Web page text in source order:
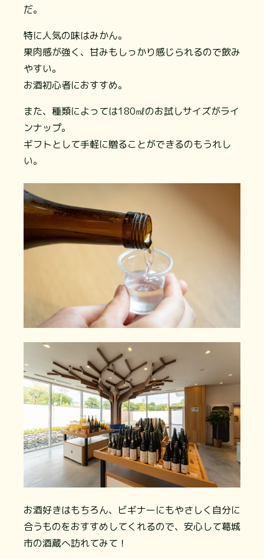
だ。
特に人気の味はみかん。
果肉感が強く、甘みもしっかり感じられるので飲み
やすい。
お酒初心者におすすめ。
また、種類によっては180㎖のお試しサイズがライ
ンナップ。
ギフトとして手軽に贈ることができるのもうれし
い。
お酒好きはもちろん、ビギナーにもやさしく自分に
合うものをおすすめしてくれるので、安心して葛城
市の酒蔵へ訪れてみて！